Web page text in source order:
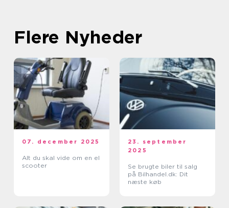
Flere Nyheder
07. december 2025
Alt du skal vide om en el
scooter
23. september
2025
Se brugte biler til salg
på Bilhandel.dk: Dit
næste køb